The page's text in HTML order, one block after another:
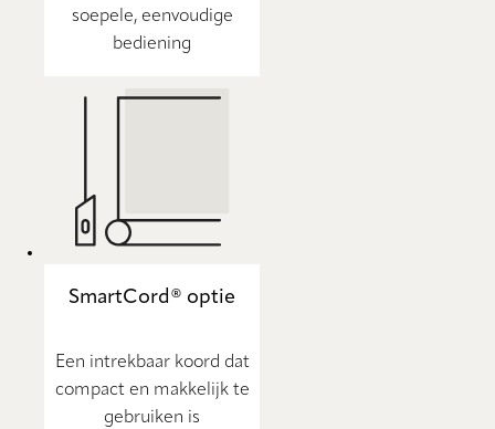
soepele, eenvoudige
bediening
SmartCord® optie
Een intrekbaar koord dat
compact en makkelijk te
gebruiken is